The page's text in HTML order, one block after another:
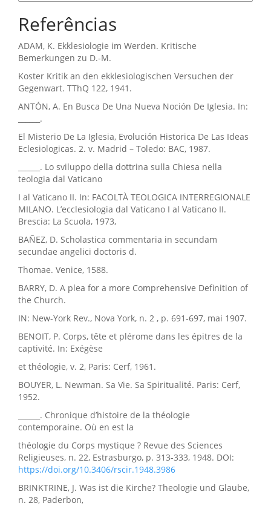
Referências
ADAM, K. Ekklesiologie im Werden. Kritische
Bemerkungen zu D.-M.
Koster Kritik an den ekklesiologischen Versuchen der
Gegenwart. TThQ 122, 1941.
ANTÓN, A. En Busca De Una Nueva Noción De Iglesia. In:
______.
El Misterio De La Iglesia, Evolución Historica De Las Ideas
Eclesiologicas. 2. v. Madrid – Toledo: BAC, 1987.
______. Lo sviluppo della dottrina sulla Chiesa nella
teologia dal Vaticano
I al Vaticano II. In: FACOLTÀ TEOLOGICA INTERREGIONALE
MILANO. L’ecclesiologia dal Vaticano I al Vaticano II.
Brescia: La Scuola, 1973,
BAÑEZ, D. Scholastica commentaria in secundam
secundae angelici doctoris d.
Thomae. Venice, 1588.
BARRY, D. A plea for a more Comprehensive Definition of
the Church.
IN: New-York Rev., Nova York, n. 2 , p. 691-697, mai 1907.
BENOIT, P. Corps, tête et plérome dans les épitres de la
captivité. In: Exégèse
et théologie, v. 2, Paris: Cerf, 1961.
BOUYER, L. Newman. Sa Vie. Sa Spiritualité. Paris: Cerf,
1952.
______. Chronique d’histoire de la théologie
contemporaine. Où en est la
théologie du Corps mystique ? Revue des Sciences
Religieuses, n. 22, Estrasburgo, p. 313-333, 1948. DOI:
https://doi.org/10.3406/rscir.1948.3986
BRINKTRINE, J. Was ist die Kirche? Theologie und Glaube,
n. 28, Paderbon,